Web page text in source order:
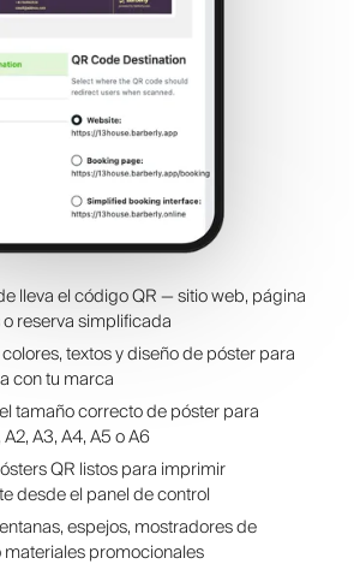
lleva el código QR — sitio web, página
reserva simplificada
textos y diseño de póster para
con tu marca
tamaño correcto de póster para
A3, A4, A5 o A6
QR listos para imprimir
desde el panel de control
espejos, mostradores de
promocionales